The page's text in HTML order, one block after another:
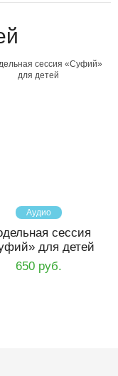
Аудио
сессия
для детей
650 руб.